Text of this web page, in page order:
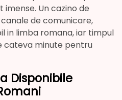
Un cazino de
de comunicare,
in limba romana, iar timpul
cateva minute pentru
Disponibile